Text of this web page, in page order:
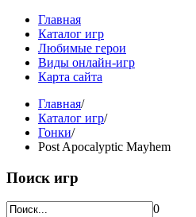
Главная
Каталог игр
Любимые герои
Виды онлайн-игр
Карта сайта
Главная/
Каталог игр/
Гонки/
Post Apocalyptic Mayhem
Поиск игр
0